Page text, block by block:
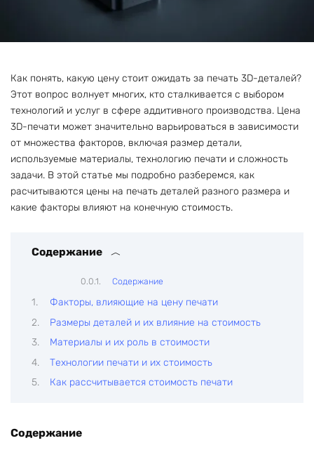
Как понять, какую цену стоит ожидать за печать 3D-деталей?
Этот вопрос волнует многих, кто сталкивается с выбором
технологий и услуг в сфере аддитивного производства. Цена
3D-печати может значительно варьироваться в зависимости
от множества факторов, включая размер детали,
используемые материалы, технологию печати и сложность
задачи. В этой статье мы подробно разберемся, как
расчитываются цены на печать деталей разного размера и
какие факторы влияют на конечную стоимость.
Содержание
Содержание
Факторы, влияющие на цену печати
Размеры деталей и их влияние на стоимость
Материалы и их роль в стоимости
Технологии печати и их стоимость
Как рассчитывается стоимость печати
Содержание